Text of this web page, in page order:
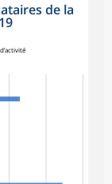
de la